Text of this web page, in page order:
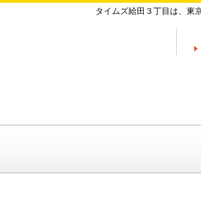
タイムズ給田３丁目は、東